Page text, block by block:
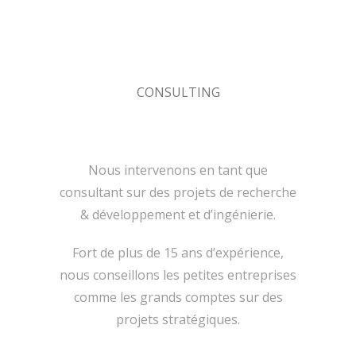
CONSULTING
Nous intervenons en tant que
consultant sur des projets de recherche
& développement et d’ingénierie.
Fort de plus de 15 ans d’expérience,
nous conseillons les petites entreprises
comme les grands comptes sur des
projets stratégiques.